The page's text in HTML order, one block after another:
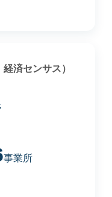
済センサス）
事業所